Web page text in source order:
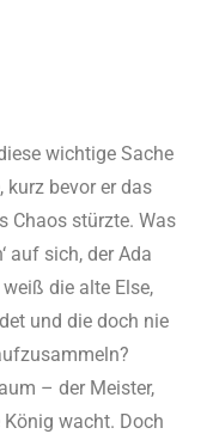
wichtige Sache
kurz bevor er das
Chaos stürzte. Was
auf sich, der Ada
die alte Else,
und die doch nie
– der Meister,
wacht. Doch